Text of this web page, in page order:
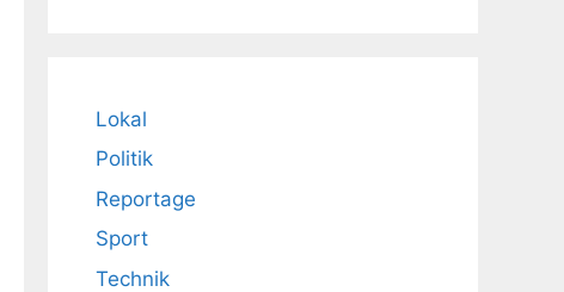
Lokal
Politik
Reportage
Sport
Technik